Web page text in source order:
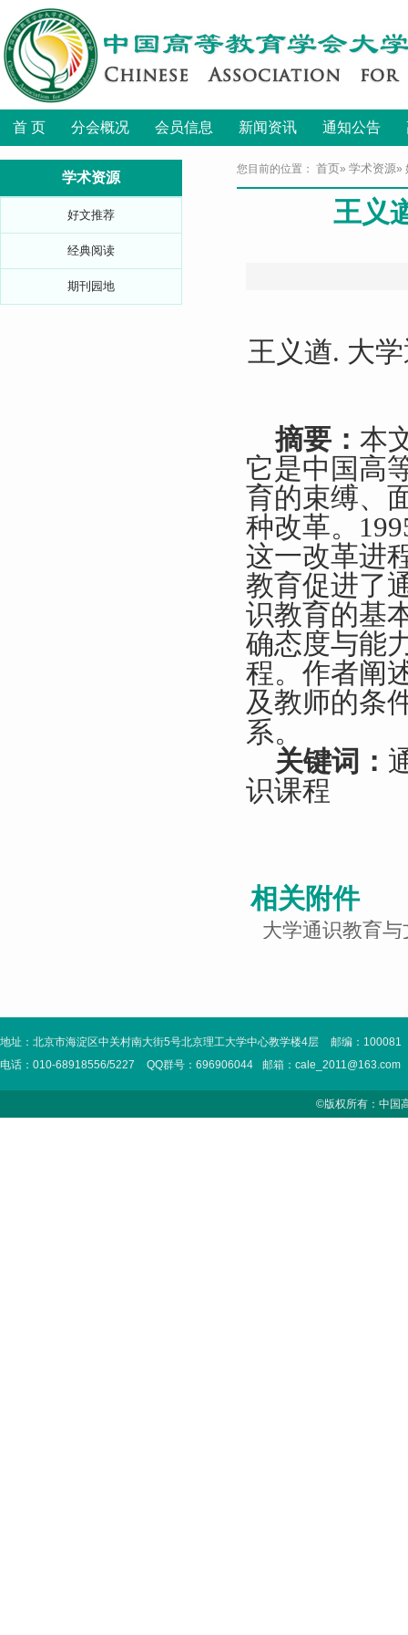
首 页 分会概况 会员信息 新闻资讯 通知公告
学术资源
好文推荐
经典阅读
期刊园地
您目前的位置： 首页» 学术资源»
王义
王义遒. 大
摘要： 本
它是中国高
育的束缚、
种改革。
这一改革进
教育促进了
识教育的基
确态度与能
程。作者阐
及教师的条
系。
关键词：
识课程
相关附件
大学通识教育
地址：北京市海淀区中关村南大街5号北京理工大学中心教学楼4层
邮编：100081
电话：010-68918556/5227
QQ群号：696906044 邮箱：cale_2011@163.com
©版权所有：中国